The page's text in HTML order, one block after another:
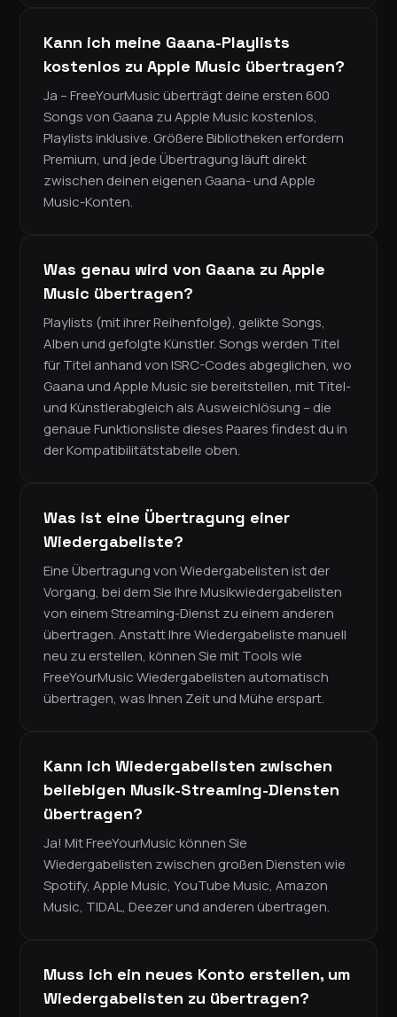
Kann ich meine Gaana-Playlists
kostenlos zu Apple Music übertragen?
Ja – FreeYourMusic überträgt deine ersten 600
Songs von Gaana zu Apple Music kostenlos,
Playlists inklusive. Größere Bibliotheken erfordern
Premium, und jede Übertragung läuft direkt
zwischen deinen eigenen Gaana- und Apple
Music-Konten.
Was genau wird von Gaana zu Apple
Music übertragen?
Playlists (mit ihrer Reihenfolge), gelikte Songs,
Alben und gefolgte Künstler. Songs werden Titel
für Titel anhand von ISRC-Codes abgeglichen, wo
Gaana und Apple Music sie bereitstellen, mit Titel-
und Künstlerabgleich als Ausweichlösung – die
genaue Funktionsliste dieses Paares findest du in
der Kompatibilitätstabelle oben.
Was ist eine Übertragung einer
Wiedergabeliste?
Eine Übertragung von Wiedergabelisten ist der
Vorgang, bei dem Sie Ihre Musikwiedergabelisten
von einem Streaming-Dienst zu einem anderen
übertragen. Anstatt Ihre Wiedergabeliste manuell
neu zu erstellen, können Sie mit Tools wie
FreeYourMusic Wiedergabelisten automatisch
übertragen, was Ihnen Zeit und Mühe erspart.
Kann ich Wiedergabelisten zwischen
beliebigen Musik-Streaming-Diensten
übertragen?
Ja! Mit FreeYourMusic können Sie
Wiedergabelisten zwischen großen Diensten wie
Spotify, Apple Music, YouTube Music, Amazon
Music, TIDAL, Deezer und anderen übertragen.
Muss ich ein neues Konto erstellen, um
Wiedergabelisten zu übertragen?